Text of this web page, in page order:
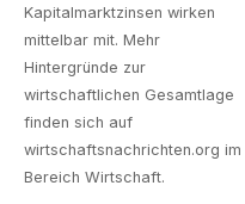
Kapitalmarktzinsen wirken
mittelbar mit. Mehr
Hintergründe zur
wirtschaftlichen Gesamtlage
finden sich auf
wirtschaftsnachrichten.org im
Bereich Wirtschaft.